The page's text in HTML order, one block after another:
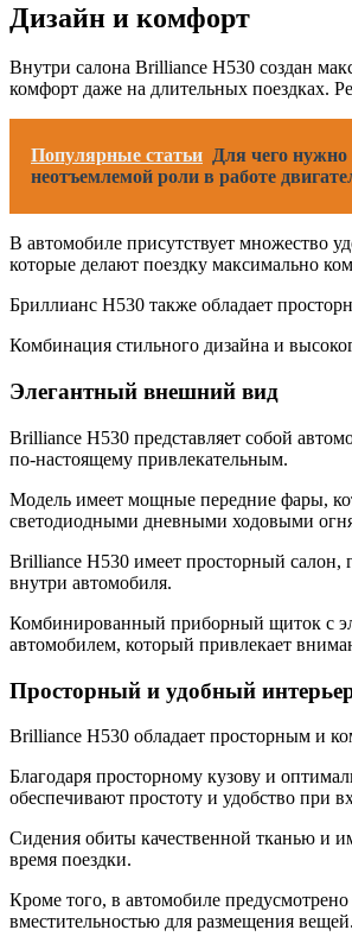
Дизайн и комфорт
Внутри салона Brilliance H530 создан
комфорт даже на длительных поездках.
Популярные статьи Для чего нужно
неотъемлемой роли в работе
В автомобиле присутствует множество
которые делают поездку максимально
Бриллианс H530 также обладает
Комбинация стильного дизайна и
Элегантный внешний вид
Brilliance H530 представляет собой
по-настоящему привлекательным.
Модель имеет мощные передние фары,
светодиодными дневными ходовыми
Brilliance H530 имеет просторный салон,
внутри автомобиля.
Комбинированный приборный щиток с
автомобилем, который привлекает
Просторный и удобный
Brilliance H530 обладает просторным и
Благодаря просторному кузову и
обеспечивают простоту и удобство при
Сидения обиты качественной тканью и
время поездки.
Кроме того, в автомобиле
вместительностью для размещения вещей.